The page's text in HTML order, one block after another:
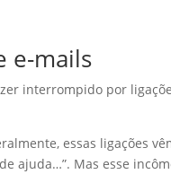
e-mails
interrompido por
essas ligações
ajuda…”. Mas esse